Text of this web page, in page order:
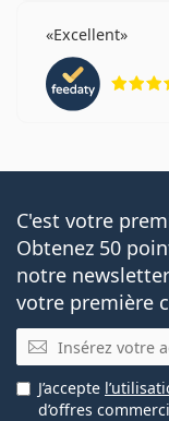
Excellent
C'est votre
Obtenez 50
notre
votre première
E-mail
J’accepte
d’offres